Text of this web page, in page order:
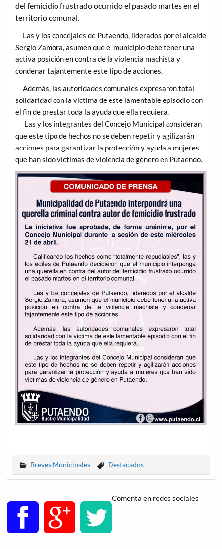
del femicidio frustrado ocurrido el pasado martes en el
territorio comunal.
Las y los concejales de Putaendo, liderados por el alcalde
Sergio Zamora, asumen que el municipio debe tener una
activa posición en contra de la violencia machista y
condenar tajantemente este tipo de acciones.
Además, las autoridades comunales expresaron total
solidaridad con la víctima de este lamentable episodio con
el fin de prestar toda la ayuda que ella requiera.
Las y los integrantes del Concejo Municipal consideran
que este tipo de hechos no se deben repetir y agilizarán
acciones para garantizar la protección y ayuda a mujeres
que han sido víctimas de violencia de género en Putaendo.
Breves Municipales Destacados
Comenta en redes sociales